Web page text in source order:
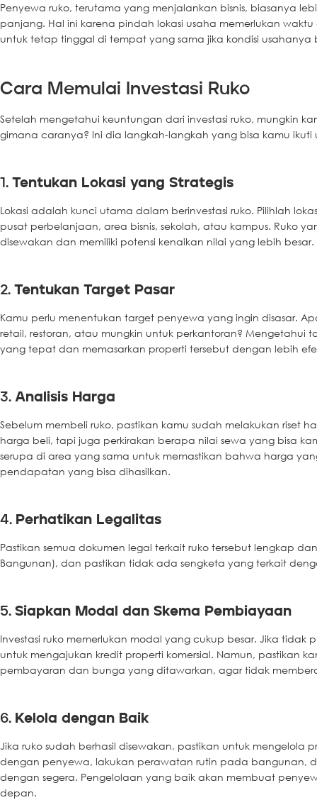
Penyewa ruko, terutama yang menjalankan bisnis, biasanya
panjang. Hal ini karena pindah lokasi usaha memerlukan
untuk tetap tinggal di tempat yang sama jika kondisi usahanya
Cara Memulai Investasi Ruko
Setelah mengetahui keuntungan dari investasi ruko, mungkin
gimana caranya? Ini dia langkah-langkah yang bisa kamu ikuti
1. Tentukan Lokasi yang Strategis
Lokasi adalah kunci utama dalam berinvestasi ruko. Pilihlah
pusat perbelanjaan, area bisnis, sekolah, atau kampus. Ruko
disewakan dan memiliki potensi kenaikan nilai yang lebih besar.
2. Tentukan Target Pasar
Kamu perlu menentukan target penyewa yang ingin disasar.
retail, restoran, atau mungkin untuk perkantoran? Mengetahui
yang tepat dan memasarkan properti tersebut dengan lebih
3. Analisis Harga
Sebelum membeli ruko, pastikan kamu sudah melakukan riset
harga beli, tapi juga perkirakan berapa nilai sewa yang bisa
serupa di area yang sama untuk memastikan bahwa harga
pendapatan yang bisa dihasilkan.
4. Perhatikan Legalitas
Pastikan semua dokumen legal terkait ruko tersebut lengkap
Bangunan), dan pastikan tidak ada sengketa yang terkait
5. Siapkan Modal dan Skema Pembiayaan
Investasi ruko memerlukan modal yang cukup besar. Jika
untuk mengajukan kredit properti komersial. Namun, pastikan
pembayaran dan bunga yang ditawarkan, agar tidak
6. Kelola dengan Baik
Jika ruko sudah berhasil disewakan, pastikan untuk
dengan penyewa, lakukan perawatan rutin pada bangunan,
dengan segera. Pengelolaan yang baik akan membuat
depan.